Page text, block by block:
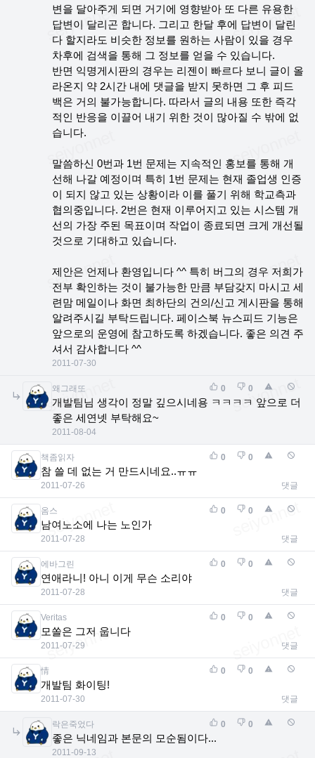
변을 달아주게 되면 거기에 영향받아 또 다른 유용한
답변이 달리곤 합니다. 그리고 한달 후에 답변이 달린
다 할지라도 비슷한 정보를 원하는 사람이 있을 경우
차후에 검색을 통해 그 정보를 얻을 수 있습니다.
반면 익명게시판의 경우는 리젠이 빠르다 보니 글이 올
라온지 약 2시간 내에 댓글을 받지 못하면 그 후 피드
백은 거의 불가능합니다. 따라서 글의 내용 또한 즉각
적인 반응을 이끌어 내기 위한 것이 많아질 수 밖에 없
습니다.
말씀하신 0번과 1번 문제는 지속적인 홍보를 통해 개
선해 나갈 예정이며 특히 1번 문제는 현재 졸업생 인증
이 되지 않고 있는 상황이라 이를 풀기 위해 학교측과
협의중입니다. 2번은 현재 이루어지고 있는 시스템 개
선의 가장 주된 목표이며 작업이 종료되면 크게 개선될
것으로 기대하고 있습니다.
제안은 언제나 환영입니다 ^^ 특히 버그의 경우 저희가
전부 확인하는 것이 불가능한 만큼 부담갖지 마시고 세
련맘 메일이나 화면 최하단의 건의/신고 게시판을 통해
알려주시길 부탁드립니다. 페이스북 뉴스피드 기능은
앞으로의 운영에 참고하도록 하겠습니다. 좋은 의견 주
셔서 감사합니다 ^^
2011-07-30
왜그래또 0 0
개발팀님 생각이 정말 깊으시네용 ㅋㅋㅋㅋ 앞으로 더
좋은 세연넷 부탁해요~
2011-08-04
책좀읽자 0 0
참 쓸 데 없는 거 만드시네요..ㅠㅠ
2011-07-26 댓글
옴스 0 0
남여노소에 나는 노인가
2011-07-28 댓글
에바그린 0 0
연애라니! 아니 이게 무슨 소리야
2011-07-28 댓글
Veritas 0 0
모쏠은 그저 웁니다
2011-07-29 댓글
情 0 0
개발팀 화이팅!
2011-07-30 댓글
락은죽었다 0 0
좋은 닉네임과 본문의 모순됨이다...
2011-09-13